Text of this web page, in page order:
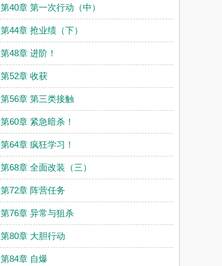
第40章 第一次行动（中）
第44章 抢业绩（下）
第48章 进阶！
第52章 收获
第56章 第三类接触
第60章 紧急暗杀！
第64章 疯狂学习！
第68章 全面改装（三）
第72章 阵营任务
第76章 异常与狙杀
第80章 大胆行动
第84章 自爆